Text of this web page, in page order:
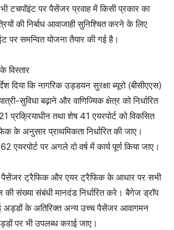
भी टचपॉइंट पर पैसेंजर प्रवाह में किसी प्रकार का
की निर्बाध आवाजाही सुनिश्चित करने के लिए
पर समन्वित योजना तैयार की गई है।
विस्तार
दिया कि नागरिक उड्डयन सुरक्षा ब्यूरो (बीसीएएस)
सुविधा बढ़ाने और वाणिज्यिक क्षेत्र को निर्धारित
प्रक्रियाधीन तथा शेष 41 एयरपोर्ट को विकसित
के अनुसार प्राथमिकता निर्धारित की जाए।
एयरपोर्ट पर अगले दो वर्ष में कार्य पूर्ण किया जाए।
पैसेंजर ट्रैफिक और एयर ट्रैफिक के आधार पर सभी
की संख्या संबंधी मानदंड निर्धारित करे। बैगेज ड्रॉप
अड्डों के अतिरिक्त अन्य उच्च पैसेंजर आवागमन
पर भी उपलब्ध कराई जाए।